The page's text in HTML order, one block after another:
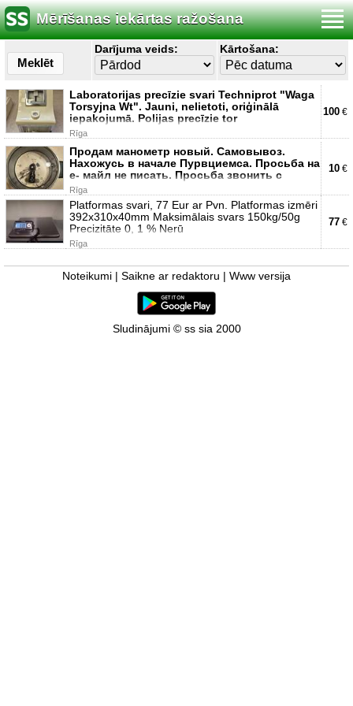
Mērīšanas iekārtas ražošana
Meklēt
Darījuma veids: Kārtošana:
Laboratorijas precīzie svari Techniprot "Waga
Torsyjna Wt". Jauni, nelietoti, oriģinālā
iepakojumā. Polijas precīzie tor
Rīga
100 €
Продам манометр новый. Самовывоз.
Нахожусь в начале Пурвциемса. Просьба на
е- майл не писать. Просьба звонить с
Rīga
10 €
Platformas svari, 77 Eur ar Pvn. Platformas izmēri
392x310x40mm Maksimālais svars 150kg/50g
Precizitāte 0, 1 % Nerū
Rīga
77 €
Noteikumi Saikne ar redaktoru Www versija
Sludinājumi © ss sia 2000